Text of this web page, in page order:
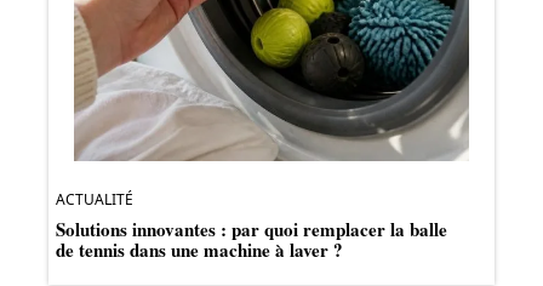
ACTUALITÉ
Solutions innovantes : par quoi remplacer la balle
de tennis dans une machine à laver ?